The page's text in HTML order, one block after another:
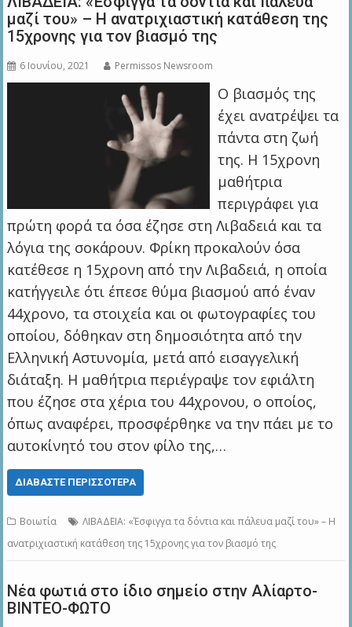
μαζί του» – Η ανατριχιαστική κατάθεση της
15χρονης για τον βιασμό της
6 Ιουνίου, 2021 Permissos Newsroom
Ο βιασμός της
έχει ανατρέψει τα
πάντα στη ζωή
της. Η 15χρονη
μαθήτρια
περιγράφει για
πρώτη φορά τα όσα έζησε στη Λιβαδειά και τα
λόγια της σοκάρουν. Φρίκη προκαλούν όσα
κατέθεσε η 15χρονη από την Λιβαδειά, η οποία
κατήγγειλε ότι έπεσε θύμα βιασμού από έναν
44χρονο, τα στοιχεία και οι φωτογραφίες του
οποίου, δόθηκαν στη δημοσιότητα από την
Ελληνική Αστυνομία, μετά από εισαγγελική
διάταξη. Η μαθήτρια περιέγραψε τον εφιάλτη
που έζησε στα χέρια του 44χρονου, ο οποίος,
όπως αναφέρει, προσφέρθηκε να την πάει με το
αυτοκίνητό του στον φίλο της,…
ΔΙΑΒΆΣΤΕ ΠΕΡΙΣΣΌΤΕΡΑ
Βοιωτία
ΛΙΒΑΔΕΙΑ: «Έσφιγγα τα δόντια και πάλευα μαζί του» – Η
ανατριχιαστική κατάθεση της 15χρονης για τον βιασμό της
Νέα φωτιά στο ίδιο σημείο στην Αλίαρτο-
ΒΙΝΤΕΟ-ΦΩΤΟ